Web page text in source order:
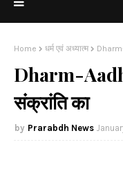
Home धर्म एवं अध्यात्म
Dharm-
संक्रांति का
Prarabdh News